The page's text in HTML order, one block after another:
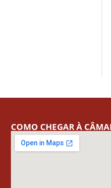
COMO CHEGAR À